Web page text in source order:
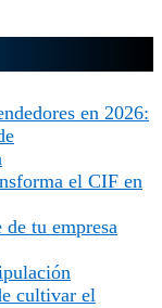
en 2026:
el CIF en
tu empresa
cultivar el